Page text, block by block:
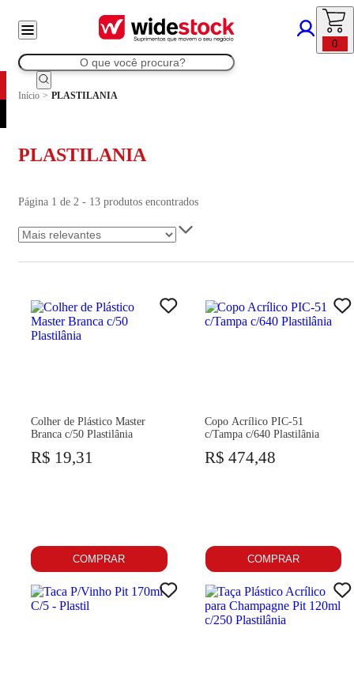
0
Início > PLASTILANIA
PLASTILANIA
Página 1 de 2 - 13 produtos encontrados
Colher de Plástico Master
Branca c/50 Plastilânia
R$ 19,31
COMPRAR
Copo Acrílico PIC-51
c/Tampa c/640 Plastilânia
R$ 474,48
COMPRAR